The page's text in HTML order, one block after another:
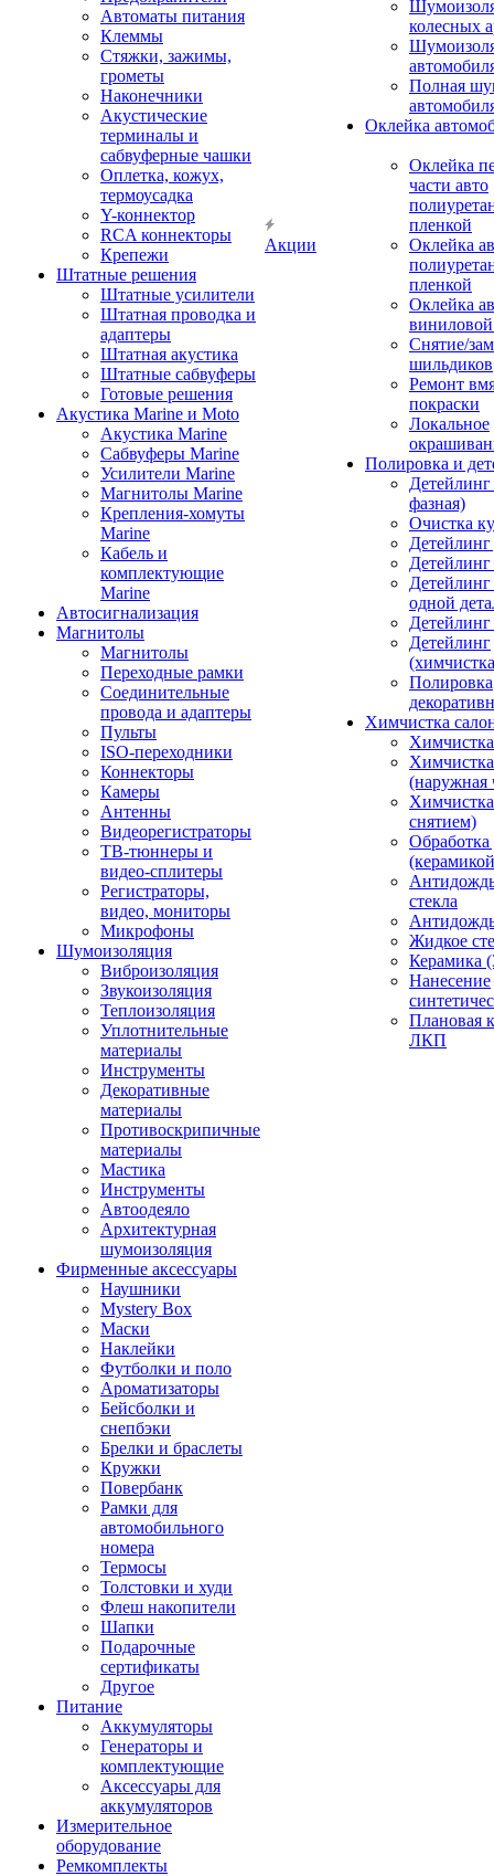
Автоматы питания
Клеммы
Стяжки, зажимы,
грометы
Наконечники
Акустические
терминалы и
сабвуферные чашки
Оплетка, кожух,
термоусадка
Y-коннектор
RCA коннекторы
Крепежи
Штатные решения
Штатные усилители
Штатная проводка и
адаптеры
Штатная акустика
Штатные сабвуферы
Готовые решения
Акустика Marine и Moto
Акустика Marine
Сабвуферы Marine
Усилители Marine
Магнитолы Marine
Крепления-хомуты
Marine
Кабель и
комплектующие
Marine
Автосигнализация
Магнитолы
Магнитолы
Переходные рамки
Соединительные
провода и адаптеры
Пульты
ISO-переходники
Коннекторы
Камеры
Антенны
Видеорегистраторы
ТВ-тюннеры и
видео-сплитеры
Регистраторы,
видео, мониторы
Микрофоны
Шумоизоляция
Виброизоляция
Звукоизоляция
Теплоизоляция
Уплотнительные
материалы
Инструменты
Декоративные
материалы
Противоскрипичные
материалы
Мастика
Инструменты
Автоодеяло
Архитектурная
шумоизоляция
Фирменные аксессуары
Наушники
Mystery Box
Маски
Наклейки
Футболки и поло
Ароматизаторы
Бейсболки и
снепбэки
Брелки и браслеты
Кружки
Повербанк
Рамки для
автомобильного
номера
Термосы
Толстовки и худи
Флеш накопители
Шапки
Подарочные
сертификаты
Другое
Питание
Аккумуляторы
Генераторы и
комплектующие
Аксессуары для
аккумуляторов
Измерительное
оборудование
Ремкомплекты
Акции
колесных
Полная
Оклейка
Оклейка
части авто
пленкой
Оклейка
пленкой
Оклейка
Снятие/
шильдиков
Ремонт
покраски
Локальное
Полировка и
фазная)
Очистка
Детейлинг
одной
Детейлинг
Полировка
Химчистка
(наружная
снятием)
Обработка
стекла
Жидкое
Керамика
Нанесение
Плановая
ЛКП